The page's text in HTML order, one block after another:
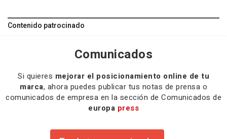
Contenido patrocinado
Comunicados
Si quieres mejorar el posicionamiento online de tu
marca, ahora puedes publicar tus notas de prensa o
comunicados de empresa en la sección de Comunicados de
europa press